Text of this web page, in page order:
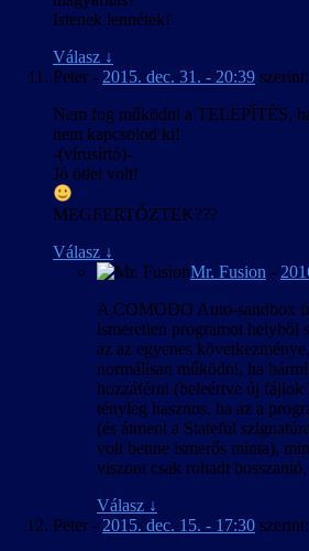
Istenek lennétek!
Válasz ↓
Peter - 2015. dec. 31. - 20:39 szerint:
Nem fog működni a TELEPÍTÉS,
nem kapcsolod ki!
-(vírusírtó)-
Jó ötlet volt!
MEGFERTŐZTEK???
Válasz ↓
Mr. Fusion -
A COMODO Auto-sandbox
ismeretlen programot helyből
az az egyenes
normálisan működni, ha
hozzáférni (beleértve új fájlok
tényleg hasznos, ha az a
(és átment a Stateful
volt benne ismerős minta),
viszont csak rohadt
Válasz ↓
Peter - 2015. dec. 15. - 17:30 szerint: